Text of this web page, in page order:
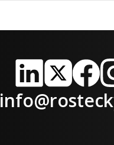
LinkedIn
X Facebook